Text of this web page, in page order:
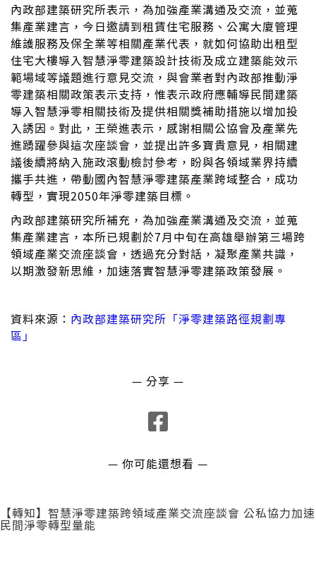
內政部建築研究所表示，為加強產業溝通及交流，並蒐
集產業建言，今日邀請到租賃住宅服務、公寓大廈管理
維護服務及保全業等相關產業代表，就如何協助出租型
住宅大樓導入智慧淨零建築設計技術及成立建築能效示
範場域等議題進行意見交流，與會業者對內政部推動淨
零建築相關政策表示支持，惟表示政府應輔導民間建築
導入智慧淨零相關技術及提供相關獎補助措施以增加投
入誘因。對此，王榮進表示，感謝相關公協會及產業先
進踴躍參與這次座談會，並提出許多寶貴意見，相關建
議後續將納入施政滾動檢討參考，盼與各領域業界持續
攜手共進，帶動國內智慧淨零建築產業跨域整合，成功
轉型，實現2050年淨零建築目標。
內政部建築研究所補充，為加強產業溝通及交流，並蒐
集產業建言，本所已規劃於7月中旬在高雄舉辦第三場跨
領域產業交流座談會，透過充分對話，凝聚產業共識，
以期激發新思維，加速落實智慧淨零建築政策發展。
資料來源： 內政部建築研究所「淨零建築路徑規劃專
區」
— 分享 —
— 你可能還想看 —
【轉知】智慧淨零建築跨領域產業交流座談會 公私協力加速
民間淨零轉型量能